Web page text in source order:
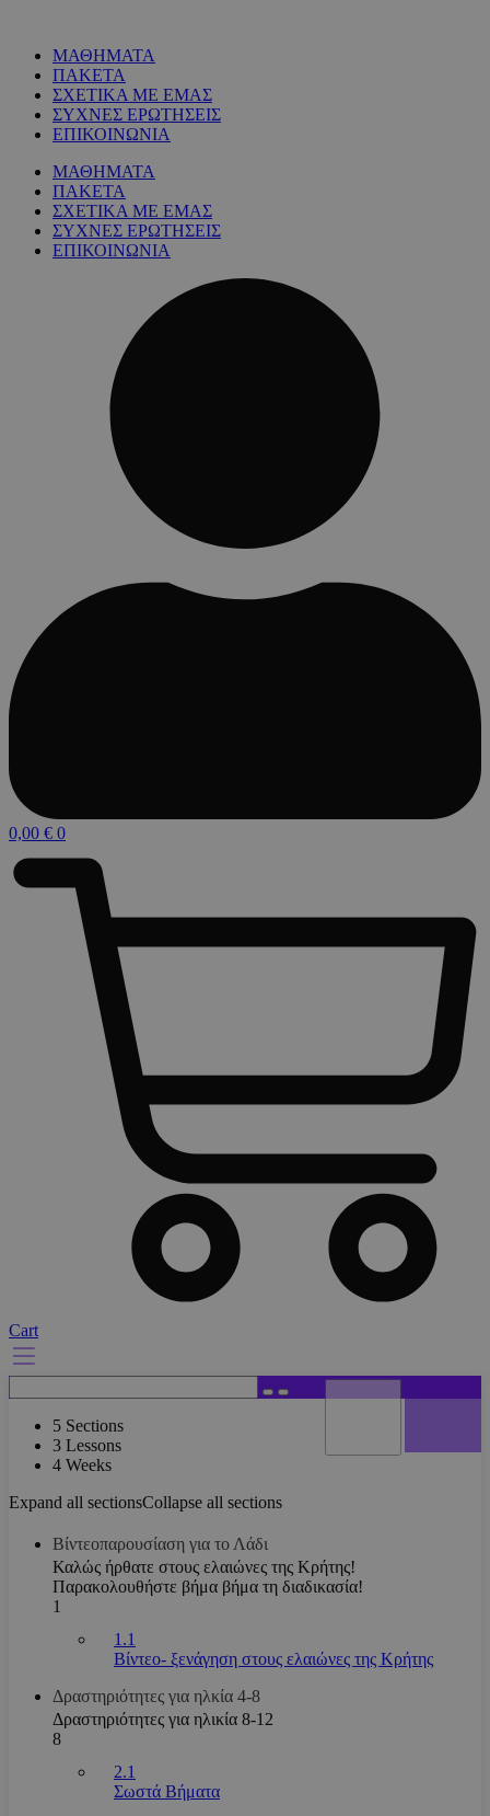
ΜΑΘΗΜΑΤΑ
ΠΑΚΕΤΑ
ΣΧΕΤΙΚΑ ΜΕ ΕΜΑΣ
ΣΥΧΝΕΣ ΕΡΩΤΗΣΕΙΣ
ΕΠΙΚΟΙΝΩΝΙΑ
ΜΑΘΗΜΑΤΑ
ΠΑΚΕΤΑ
ΣΧΕΤΙΚΑ ΜΕ ΕΜΑΣ
ΣΥΧΝΕΣ ΕΡΩΤΗΣΕΙΣ
ΕΠΙΚΟΙΝΩΝΙΑ
0,00 € 0
Cart
5 Sections
3 Lessons
4 Weeks
Expand all sectionsCollapse all sections
Βίντεοπαρουσίαση για το Λάδι
Καλώς ήρθατε στους ελαιώνες της Κρήτης!
Παρακολουθήστε βήμα βήμα τη διαδικασία!
1
1.1
Βίντεο- ξενάγηση στους ελαιώνες της Κρήτης
Δραστηριότητες για ηλκία 4-8
Δραστηριότητες για ηλικία 8-12
8
2.1
Σωστά Βήματα